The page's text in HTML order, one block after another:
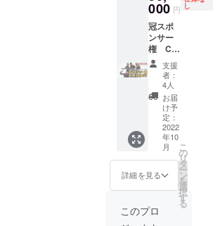
す。ラ
ジオ放
送内
で、お
名前と
一緒に
お読み
させて
頂きま
す。 番
組の収
益に関
して
は、番
組の制
作費と
ます。
※ご支援
いただ
ける際
は、必
ず備考
欄にラ
ジオ
ネーム
を記載
してく
ださ
い。ま
た、２
０文字
以内の
コメン
いて結
構で
す。 ど
のよう
なCMに
するか
は、
メール
で打ち
合わせ
させて
頂き、
内容を
決めさ
せてい
ただけ
ればと
思いま
声のCM
になり
ます。
000 円 し
冠スポ
ンサー
権 CM
権 4週
分 ラジ
オ放送
内で、
30秒程
度のCM
を作成
し、番
組の冒
頭と最
後に、
そのCM
を流さ
せて頂
きま
支援
者：
4人
お届
け予
定：
2022
年10
月
詳細を見る
こ
の
リ
タ
ー
ン
を
選
択
す
る
このプロ